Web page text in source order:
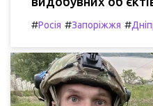
#Росія #Запоріжжя #